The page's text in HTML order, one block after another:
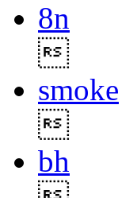
8n
smoke
bh